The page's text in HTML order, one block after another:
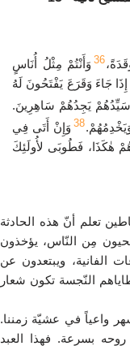
36 وَأَنْتُمْ مِثْلُ أُنَاسٍ
جَاءَ وَقَرَعَ يَفْتَحُونَ لَهُ
سَيِّدُهُمْ يَجِدُهُمْ سَاهِرِينَ.
38 وَإِنْ أَتَى فِي
هٰكَذَا، فَطُوبَى لأُولَئِكَ
تعلم أنّ هذه الحادثة
مِن النّاس، يؤخذون
الفانية، ويبتعدون عن
النّجسة تكون شعار
واعياً في عشيّة زمننا.
بسرعة. فهذا العبد